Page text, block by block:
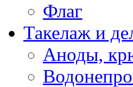
Флаг
Такелаж и
Аноды,